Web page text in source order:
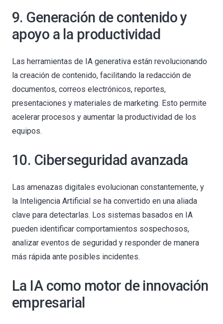
9. Generación de contenido y
apoyo a la productividad
Las herramientas de IA generativa están revolucionando
la creación de contenido, facilitando la redacción de
documentos, correos electrónicos, reportes,
presentaciones y materiales de marketing. Esto permite
acelerar procesos y aumentar la productividad de los
equipos.
10. Ciberseguridad avanzada
Las amenazas digitales evolucionan constantemente, y
la Inteligencia Artificial se ha convertido en una aliada
clave para detectarlas. Los sistemas basados en IA
pueden identificar comportamientos sospechosos,
analizar eventos de seguridad y responder de manera
más rápida ante posibles incidentes.
La IA como motor de innovación
empresarial